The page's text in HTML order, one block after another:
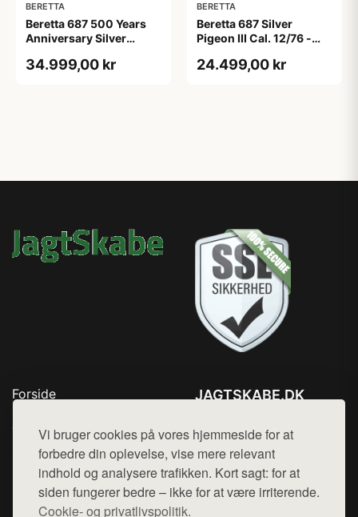
Vi bruger cookies på vores hjemmeside for at
forbedre din oplevelse, vise mere relevant
indhold og analysere trafikken. Kort sagt: for at
siden fungerer bedre – ikke for at være irriterende.
Cookie- og privatlivspolitik.
BERETTA
Beretta 687 500 Years
Anniversary Silver
34.999,00 kr
BERETTA
Beretta 687 Silver
Pigeon III Cal. 12/76 -
24.499,00 kr
Forside
Top Rabatter
Blog
Kontakt
JAGTSKABE.DK
Mail: hej@want.dk
Cookie- og privatlivspolitik